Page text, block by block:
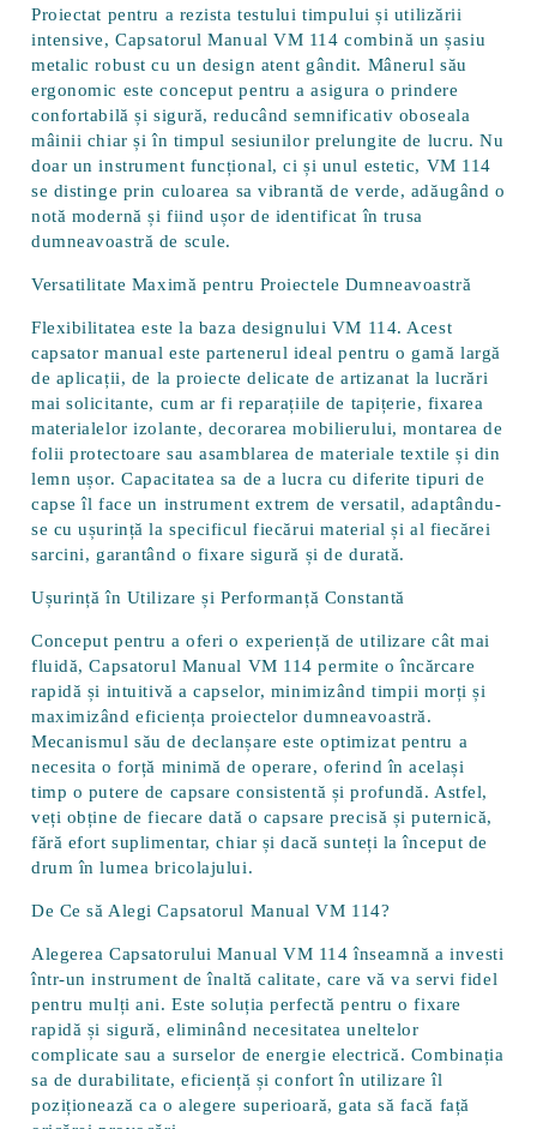
Proiectat pentru a rezista testului timpului și utilizării
intensive, Capsatorul Manual VM 114 combină unșasiu
metalic robust cu un design atent gândit. Mânerul său
ergonomic este conceput pentru a asigura o prindere
confortabilă și sigură, reducând semnificativ oboseala
mâinii chiar și în timpul sesiunilor prelungite de lucru. Nu
doar un instrument funcțional, ci și unul estetic, VM 114
se distinge prin culoarea sa vibrantă de verde, adăugând o
notă modernă și fiind ușor de identificat în trusa
dumneavoastră de scule.
Versatilitate Maximă pentru Proiectele Dumneavoastră
Flexibilitatea este la baza designului VM 114. Acest
capsator manual este partenerul ideal pentru o gamă largă
de aplicații, de la proiecte delicate de artizanat la lucrări
mai solicitante, cum ar fi reparațiile de tapițerie, fixarea
materialelor izolante, decorarea mobilierului, montarea de
folii protectoare sau asamblarea de materiale textile și din
lemn ușor. Capacitatea sa de a lucra cudiferite tipuri de
capse îl face un instrument extrem de versatil, adaptându-
se cu ușurință la specificul fiecărui material și al fiecărei
sarcini, garantând o fixare sigură și de durată.
Ușurință în Utilizare și Performanță Constantă
Conceput pentru a oferi o experiență de utilizare cât mai
fluidă, Capsatorul Manual VM 114 permite oîncărcare
rapidă și intuitivă a capselor, minimizând timpii morți și
maximizând eficiența proiectelor dumneavoastră.
Mecanismul său de declanșare este optimizat pentru a
necesita o forță minimă de operare, oferind în același
timp o putere de capsare consistentă și profundă. Astfel,
veți obține de fiecare dată o capsare precisă și puternică,
fără efort suplimentar, chiar și dacă sunteți la început de
drum în lumea bricolajului.
De Ce să Alegi Capsatorul Manual VM 114?
Alegerea Capsatorului Manual VM 114 înseamnă a investi
într-un instrument de înaltă calitate, care vă va servi fidel
pentru mulți ani. Este soluția perfectă pentru o fixare
rapidă și sigură, eliminând necesitatea uneltelor
complicate sau a surselor de energie electrică. Combinația
sa dedurabilitate, eficiență și confort în utilizare îl
poziționează ca o alegere superioară, gata să facă față